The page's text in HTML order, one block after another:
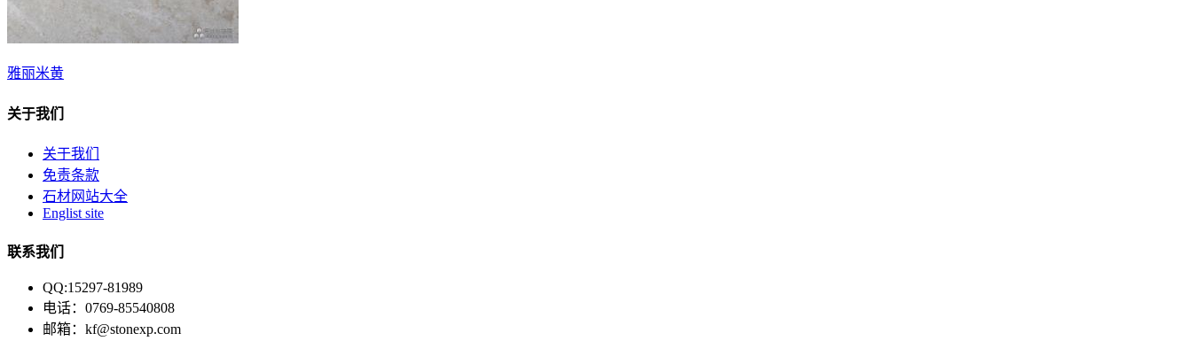
雅丽米黄
关于我们
关于我们
免责条款
石材网站大全
Englist site
联系我们
QQ:15297-81989
电话：0769-85540808
邮箱：kf@stonexp.com